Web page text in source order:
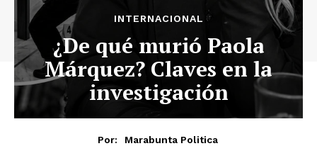
INTERNACIONAL
¿De qué murió Paola
Márquez? Claves en la
investigación
Por:
Marabunta Politica